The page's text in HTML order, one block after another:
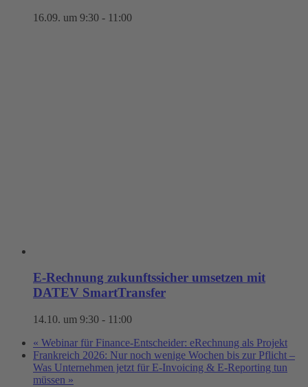
16.09. um 9:30 - 11:00
E-Rechnung zukunftssicher umsetzen mit
DATEV SmartTransfer
14.10. um 9:30 - 11:00
« Webinar für Finance-Entscheider: eRechnung als Projekt
Frankreich 2026: Nur noch wenige Wochen bis zur Pflicht –
Was Unternehmen jetzt für E-Invoicing & E-Reporting tun
müssen »